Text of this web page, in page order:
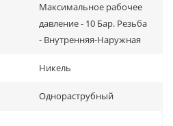
Максимальное рабочее
давление - 10 Бар. Резьба
- Внутренняя-Наружная
Никель
Однораструбный